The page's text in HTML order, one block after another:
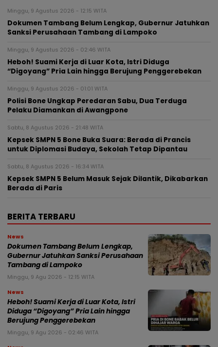
Minggu, 9 Agustus 2026 - 12:15 WITA
Dokumen Tambang Belum Lengkap, Gubernur Jatuhkan
Sanksi Perusahaan Tambang di Lampoko
Minggu, 9 Agustus 2026 - 02:46 WITA
Heboh! Suami Kerja di Luar Kota, Istri Diduga
“Digoyang” Pria Lain hingga Berujung Penggerebekan
Minggu, 9 Agustus 2026 - 01:01 WITA
Polisi Bone Ungkap Peredaran Sabu, Dua Terduga
Pelaku Diamankan di Awangpone
Sabtu, 8 Agustus 2026 - 21:48 WITA
Kepsek SMPN 5 Bone Buka Suara: Berada di Prancis
untuk Diplomasi Budaya, Sekolah Tetap Dipantau
Sabtu, 8 Agustus 2026 - 16:34 WITA
Kepsek SMPN 5 Belum Masuk Sejak Dilantik, Dikabarkan
Berada di Paris
BERITA TERBARU
News
Dokumen Tambang Belum Lengkap,
Gubernur Jatuhkan Sanksi Perusahaan
Tambang di Lampoko
Minggu, 9 Agu 2026 - 12:15 WITA
News
Heboh! Suami Kerja di Luar Kota, Istri
Diduga “Digoyang” Pria Lain hingga
Berujung Penggerebekan
Minggu, 9 Agu 2026 - 02:46 WITA